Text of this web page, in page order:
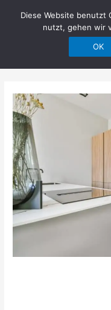
Hilfe im
Diese Website benutzt
nutzt, gehen wir
OK